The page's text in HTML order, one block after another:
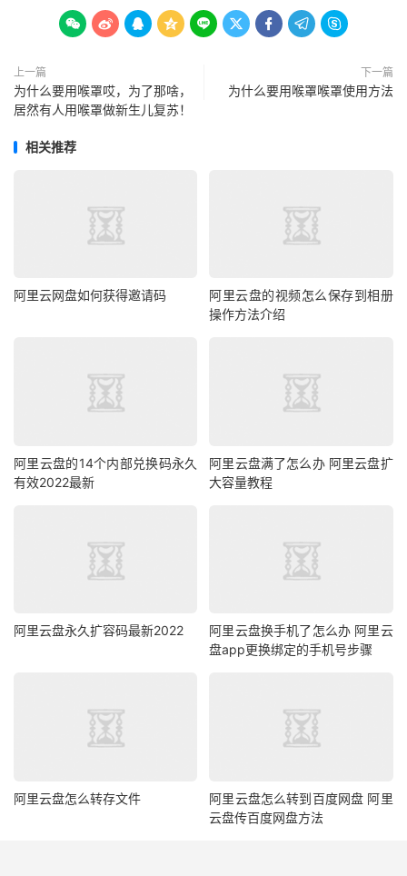
        
上一篇
为什么要用喉罩哎，为了那啥，
居然有人用喉罩做新生儿复苏！
下一篇
为什么要用喉罩喉罩使用方法
相关推荐
阿里云网盘如何获得邀请码
阿里云盘的视频怎么保存到相册
操作方法介绍
阿里云盘的14个内部兑换码永久
有效2022最新
阿里云盘满了怎么办 阿里云盘扩
大容量教程
阿里云盘永久扩容码最新2022
阿里云盘换手机了怎么办 阿里云
盘app更换绑定的手机号步骤
阿里云盘怎么转存文件
阿里云盘怎么转到百度网盘 阿里
云盘传百度网盘方法